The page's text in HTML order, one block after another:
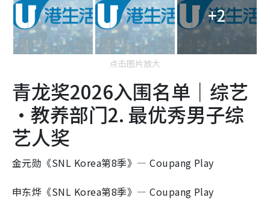
+2
点击图片放大
青龙奖2026入围名单｜综艺
·教养部门2. 最优秀男子综
艺人奖
金元勋《SNL Korea第8季》— Coupang Play
申东烨《SNL Korea第8季》— Coupang Play